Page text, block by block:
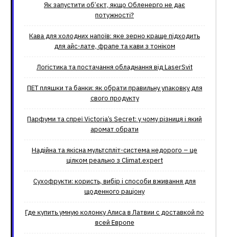
Як запустити об’єкт, якщо Обленерго не дає
потужності?
Кава для холодних напоїв: яке зерно краще підходить
для айс-лате, фрапе та кави з тоніком
Логістика та постачання обладнання від LaserSvit
ПЕТ пляшки та банки: як обрати правильну упаковку для
свого продукту
Парфуми та спреї Victoria’s Secret: у чому різниця і який
аромат обрати
Надійна та якісна мультспліт-система недорого – це
цілком реально з Climat.еxpert
Сухофрукти: користь, вибір і способи вживання для
щоденного раціону
Где купить умную колонку Алиса в Латвии с доставкой по
всей Европе